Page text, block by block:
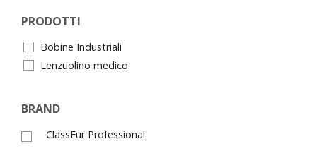
PRODOTTI
Bobine Industriali
Lenzuolino medico
BRAND
ClassEur Professional